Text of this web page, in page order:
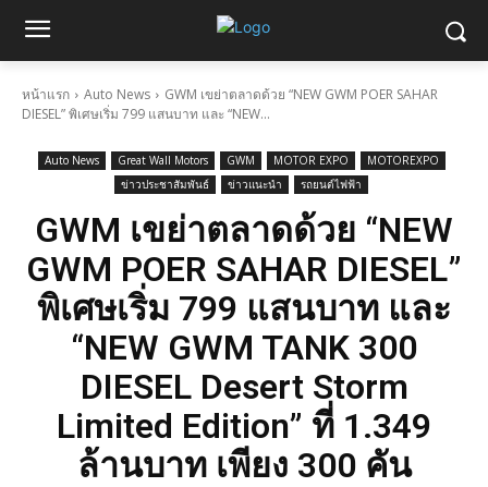
หน้าแรก Auto News
GWM เขย่าตลาดด้วย “NEW GWM POER SAHAR
DIESEL” พิเศษเริ่ม 799 แสนบาท และ “NEW...
Auto News Great Wall Motors GWM MOTOR EXPO
MOTOREXPO
ข่าวประชาสัมพันธ์
ข่าวแนะนำ รถยนต์ไฟฟ้า
GWM เขย่าตลาดด้วย “NEW
GWM POER SAHAR DIESEL”
พิเศษเริ่ม 799 แสนบาท และ
“NEW GWM TANK 300
DIESEL Desert Storm
Limited Edition” ที่ 1.349
ล้านบาท เพียง 300 คัน